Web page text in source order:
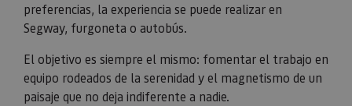
preferencias, la experiencia se puede realizar en
Segway, furgoneta o autobús.
El objetivo es siempre el mismo: fomentar el trabajo en
equipo rodeados de la serenidad y el magnetismo de un
paisaje que no deja indiferente a nadie.